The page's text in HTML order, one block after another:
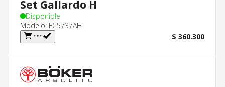
Set Gallardo H
Disponible
Modelo: FC5737AH
$ 360.300